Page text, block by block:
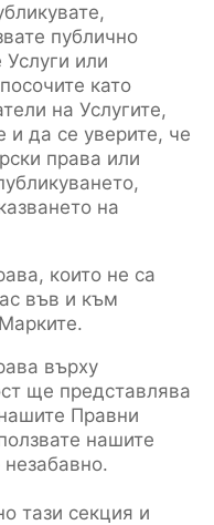
публично
или
като
на Услугите,
да се уверите, че
права или
на
които не са
във и към
върху
ще представлява
Правни
нашите
тази секция и